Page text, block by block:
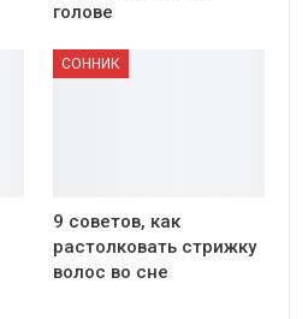
голове
СОННИК
9 советов, как
растолковать стрижку
волос во сне